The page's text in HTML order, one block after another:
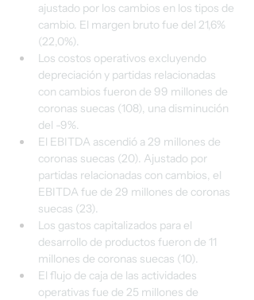
ajustado por los cambios en los tipos de
cambio. El margen bruto fue del 21,6%
(22,0%).
Los costos operativos excluyendo
depreciación y partidas relacionadas
con cambios fueron de 99 millones de
coronas suecas (108), una disminución
del -9%.
El EBITDA ascendió a 29 millones de
coronas suecas (20). Ajustado por
partidas relacionadas con cambios, el
EBITDA fue de 29 millones de coronas
suecas (23).
Los gastos capitalizados para el
desarrollo de productos fueron de 11
millones de coronas suecas (10).
El flujo de caja de las actividades
operativas fue de 25 millones de